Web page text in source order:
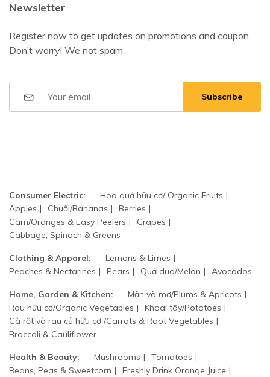
Newsletter
Register now to get updates on promotions and coupon.
Don’t worry! We not spam
Subscribe
Consumer Electric:
Hoa quả hữu cơ/ Organic Fruits
Apples
Chuối/Bananas
Berries
Cam/Oranges & Easy Peelers
Grapes
Cabbage, Spinach & Greens
Clothing & Apparel:
Lemons & Limes
Peaches & Nectarines
Pears Quả dua/Melon Avocados
Home, Garden & Kitchen:
Mận và mơ/Plums & Apricots
Rau hữu cơ/Organic Vegetables
Khoai tây/Potatoes
Cà rốt và rau củ hữu cơ /Carrots & Root Vegetables
Broccoli & Cauliflower
Health & Beauty: Mushrooms
Tomatoes
Beans, Peas & Sweetcorn
Freshly Drink Orange Juice